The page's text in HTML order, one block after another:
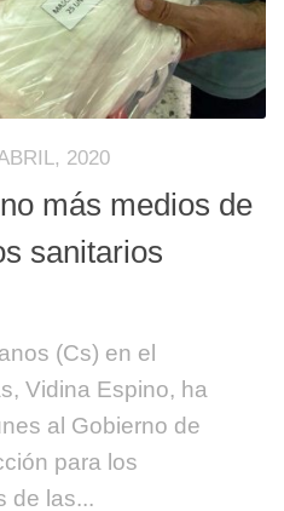
2020
más medios de
sanitarios
(Cs) en el
Vidina Espino, ha
al Gobierno de
para los
de las...